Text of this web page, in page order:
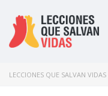
LECCIONES QUE SALVAN VIDAS